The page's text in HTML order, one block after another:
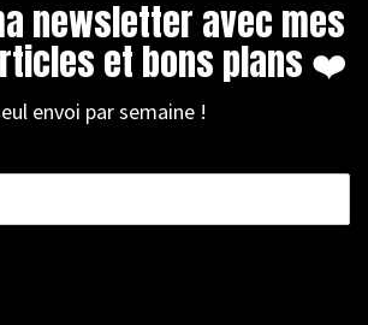
newsletter avec mes
et bons plans ❤️
envoi par semaine !